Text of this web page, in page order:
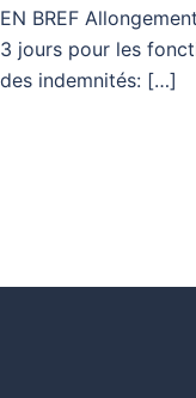
EN BREF
3 jours pour les
des indemnités: […]